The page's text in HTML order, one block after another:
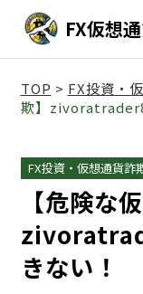
FX仮想
TOP > FX投資・
欺】
FX投資・仮想通貨詐
【危険な
きない！